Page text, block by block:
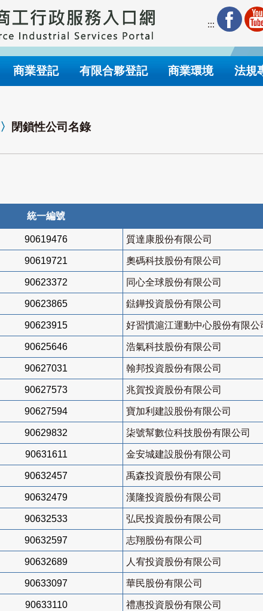
:::
商業登記 有限合夥登記 商業環境 法規
〉 閉鎖性公司名錄
統一編號
90619476 質達康股份有限公司
90619721 奧碼科技股份有限公司
90623372 同心全球股份有限公司
90623865 鍅鏵投資股份有限公司
90623915 好習慣滬江運動中心股份有限公
90625646 浩氣科技股份有限公司
90627031 翰邦投資股份有限公司
90627573 兆賀投資股份有限公司
90627594 寶加利建設股份有限公司
90629832 柒號幫數位科技股份有限公司
90631611 金安城建設股份有限公司
90632457 禹森投資股份有限公司
90632479 漢隆投資股份有限公司
90632533 弘民投資股份有限公司
90632597 志翔股份有限公司
90632689 人宥投資股份有限公司
90633097 華民股份有限公司
90633110 禮惠投資股份有限公司